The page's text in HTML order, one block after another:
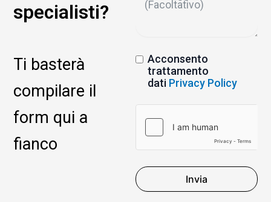
specialisti?
Ti basterà
compilare il
form qui a
fianco
Acconsento
trattamento
dati Privacy Policy
Invia